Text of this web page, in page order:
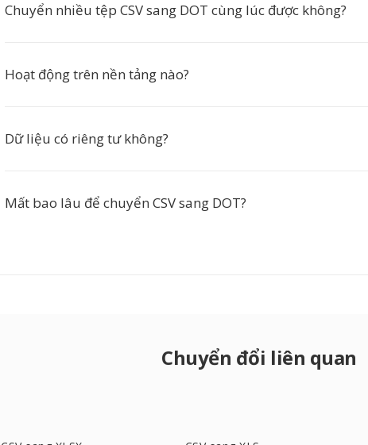
Chuyển nhiều tệp CSV sang DOT cùng lúc được không?
Hoạt động trên nền tảng nào?
Dữ liệu có riêng tư không?
Mất bao lâu để chuyển CSV sang DOT?
Chuyển đổi liên quan